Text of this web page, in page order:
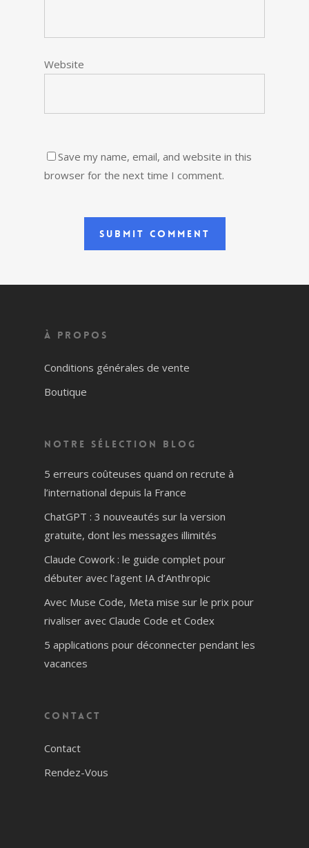
Website
Save my name, email, and website in this
browser for the next time I comment.
À propos
Conditions générales de vente
Boutique
Notre sélection blog
5 erreurs coûteuses quand on recrute à
l’international depuis la France
ChatGPT : 3 nouveautés sur la version
gratuite, dont les messages illimités
Claude Cowork : le guide complet pour
débuter avec l’agent IA d’Anthropic
Avec Muse Code, Meta mise sur le prix pour
rivaliser avec Claude Code et Codex
5 applications pour déconnecter pendant les
vacances
Contact
Contact
Rendez-Vous